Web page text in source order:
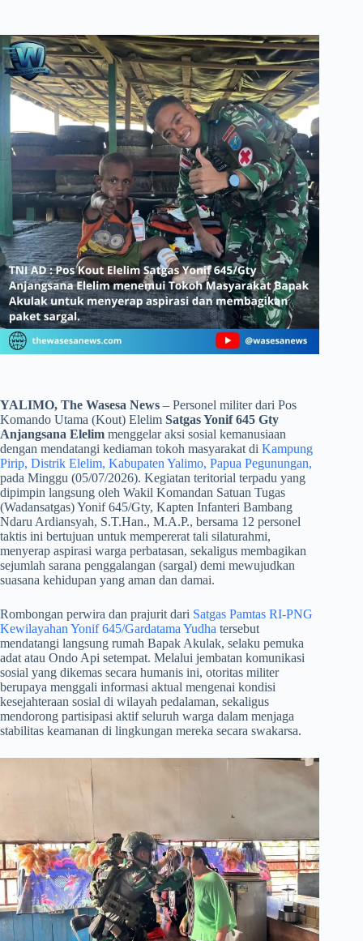
YALIMO, The Wasesa News – Personel militer dari Pos
Komando Utama (Kout) Elelim Satgas Yonif 645 Gty
Anjangsana Elelim menggelar aksi sosial kemanusiaan
dengan mendatangi kediaman tokoh masyarakat di Kampung
Pirip, Distrik Elelim, Kabupaten Yalimo, Papua Pegunungan,
pada Minggu (05/07/2026). Kegiatan teritorial terpadu yang
dipimpin langsung oleh Wakil Komandan Satuan Tugas
(Wadansatgas) Yonif 645/Gty, Kapten Infanteri Bambang
Ndaru Ardiansyah, S.T.Han., M.A.P., bersama 12 personel
taktis ini bertujuan untuk mempererat tali silaturahmi,
menyerap aspirasi warga perbatasan, sekaligus membagikan
sejumlah sarana penggalangan (sargal) demi mewujudkan
suasana kehidupan yang aman dan damai.
​Rombongan perwira dan prajurit dari Satgas Pamtas RI-PNG
Kewilayahan Yonif 645/Gardatama Yudha tersebut
mendatangi langsung rumah Bapak Akulak, selaku pemuka
adat atau Ondo Api setempat. Melalui jembatan komunikasi
sosial yang dikemas secara humanis ini, otoritas militer
berupaya menggali informasi aktual mengenai kondisi
kesejahteraan sosial di wilayah pedalaman, sekaligus
mendorong partisipasi aktif seluruh warga dalam menjaga
stabilitas keamanan di lingkungan mereka secara swakarsa.